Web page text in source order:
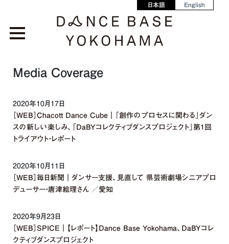
日本語 English
Media Coverage
2020年10月17日
［WEB］Chacott Dance Cube｜「創作のプロセスに関わる」ダン
スの新しい楽しみ、「DaBYコレクティブダンスプロジェクト」第1回
トライアウト・レポート
2020年10月11日
［WEB］毎日新聞｜ダンサー支援、見直して 県芸術劇場シニアプロ
デューサー・唐津絵理さん ／愛知
2020年9月23日
［WEB］SPICE｜【レポート】Dance Base Yokohama、DaBYコレ
クティブダンスプロジェクト